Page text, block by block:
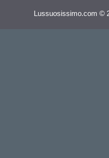
Lussuosissimo.com ©